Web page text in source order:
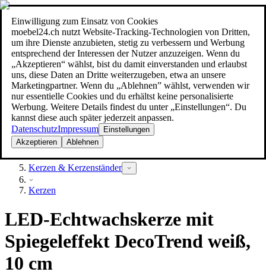
Einwilligung zum Einsatz von Cookies
moebel24.ch nutzt Website-Tracking-Technologien von Dritten,
um ihre Dienste anzubieten, stetig zu verbessern und Werbung
entsprechend der Interessen der Nutzer anzuzeigen. Wenn du
„Akzeptieren“ wählst, bist du damit einverstanden und erlaubst
uns, diese Daten an Dritte weiterzugeben, etwa an unsere
Marketingpartner. Wenn du „Ablehnen” wählst, verwenden wir
nur essentielle Cookies und du erhältst keine personalisierte
Werbung. Weitere Details findest du unter „Einstellungen“. Du
kannst diese auch später jederzeit anpassen.
DatenschutzImpressum
Einstellungen
Akzeptieren
Ablehnen
Suche
moebel dir den besten Preis!moebel dir den besten Preis!
Dekoration
Kerzen & Kerzenständer
Kerzen
LED-Echtwachskerze mit
Spiegeleffekt DecoTrend weiß,
10 cm